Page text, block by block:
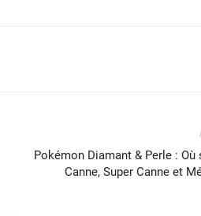
Pokémon Diamant & Perle : Où
Canne, Super Canne et